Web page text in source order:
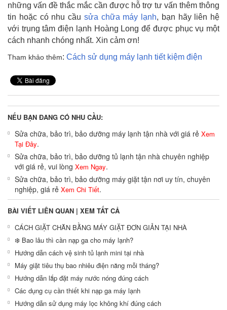
những vấn đề thắc mắc cần được hỗ trợ tư vấn thêm thông
tin hoặc có nhu cầu sửa chữa máy lạnh, bạn hãy liên hệ
với trụng tâm điện lạnh Hoàng Long để được phục vụ một
cách nhanh chóng nhất. Xin cảm ơn!
Tham khảo thêm: Cách sử dụng máy lạnh tiết kiệm điện
NẾU BẠN ĐANG CÓ NHU CẦU:
Sửa chữa, bảo trì, bảo dưỡng máy lạnh tận nhà với giá rẻ Xem
Tại Đây.
Sửa chữa, bảo trì, bảo dưỡng tủ lạnh tận nhà chuyên nghiệp
với giá rẻ, vui lòng Xem Ngay.
Sửa chữa, bảo trì, bảo dưỡng máy giặt tận nơi uy tín, chuyên
nghiệp, giá rẻ Xem Chi Tiết.
BÀI VIẾT LIÊN QUAN | XEM TẤT CẢ
CÁCH GIẶT CHĂN BẰNG MÁY GIẶT ĐƠN GIẢN TẠI NHÀ
❄️ Bao lâu thì cần nạp ga cho máy lạnh?
Hướng dẫn cách vệ sinh tủ lạnh mini tại nhà
Máy giặt tiêu thụ bao nhiêu điện năng mỗi tháng?
Hướng dẫn lắp đặt máy nước nóng đúng cách
Các dụng cụ cần thiết khi nạp ga máy lạnh
Hướng dẫn sử dụng máy lọc không khí đúng cách